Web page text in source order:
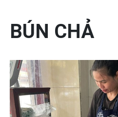
BÚN CHẢ